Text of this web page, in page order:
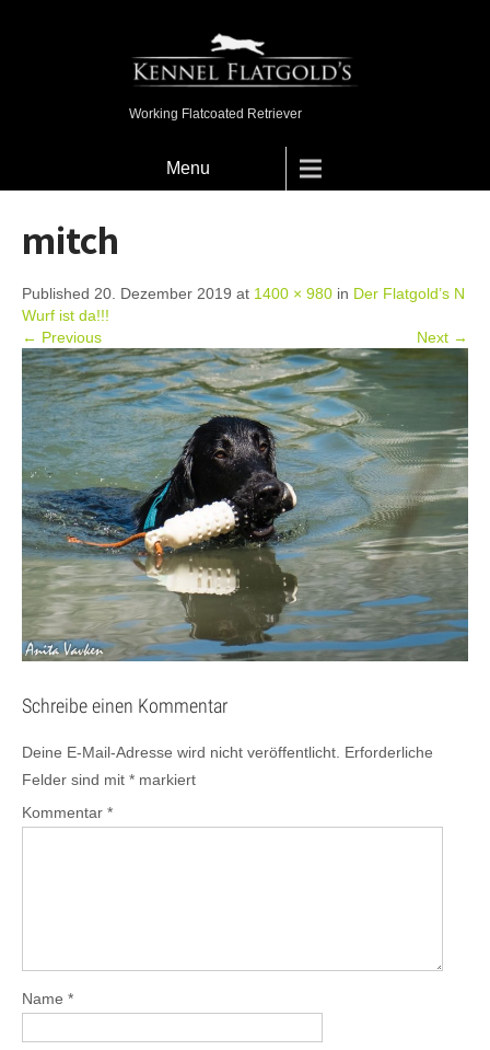
Working Flatcoated Retriever
Menu
mitch
Published 20. Dezember 2019 at 1400 × 980 in Der Flatgold’s N
Wurf ist da!!!
← Previous
Next →
Schreibe einen Kommentar
Deine E-Mail-Adresse wird nicht veröffentlicht. Erforderliche
Felder sind mit * markiert
Kommentar *
Name *